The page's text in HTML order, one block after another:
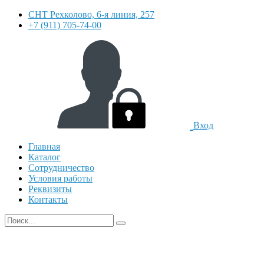
СНТ Рехколово, 6-я линия, 257
+7 (911) 705-74-00
Вход
Главная
Каталог
Сотрудничество
Условия работы
Реквизиты
Контакты